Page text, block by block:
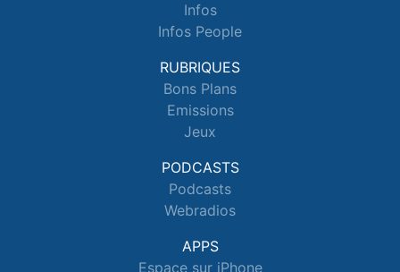
Infos
Infos People
RUBRIQUES
Bons Plans
Emissions
Jeux
PODCASTS
Podcasts
Webradios
APPS
Espace sur iPhone